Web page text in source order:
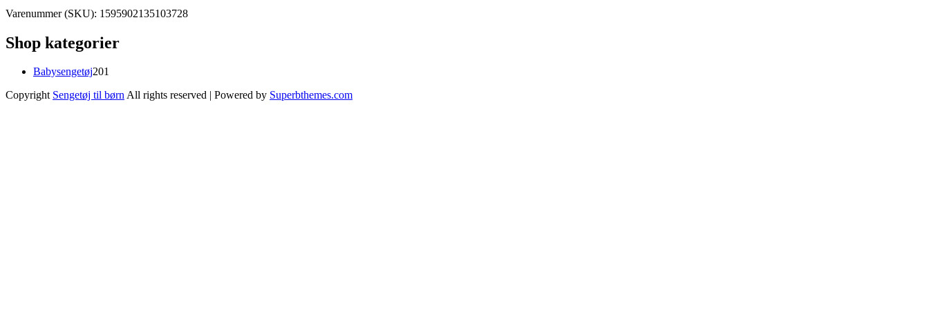
Varenummer (SKU): 1595902135103728
Shop kategorier
Babysengetøj201
Copyright Sengetøj til børnAll rights reserved | Powered by Superbthemes.com